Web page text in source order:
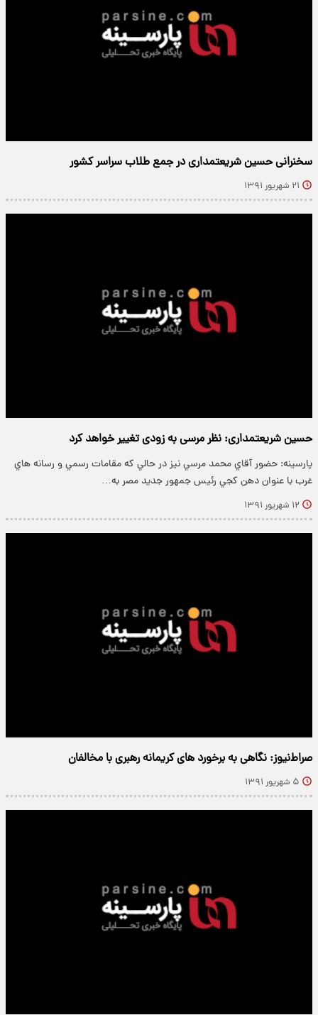
سخنرانی حسین شریعتمداری در جمع طلاب سراسر کشور
۲۱ شهریور ۱۳۹۱
حسین شریعتمداری: نظر مرسی به زودی تغییر خواهد کرد
پارسینه: حضور آقاي محمد مرسي نيز در حالي كه مقامات رسمي و رسانه هاي
غرب با عنوان دهن كجي رئيس جمهور جديد مصر به…
۱۲ شهریور ۱۳۹۱
صراط‌نیوز: نگاهی به برخورد های کریمانه رهبری با مخالفان
۵ شهریور ۱۳۹۱